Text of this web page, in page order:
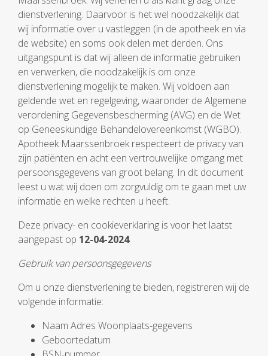
dienstverlening. Daarvoor is het wel noodzakelijk dat
wij informatie over u vastleggen (in de apotheek en via
de website) en soms ook delen met derden. Ons
uitgangspunt is dat wij alleen de informatie gebruiken
en verwerken, die noodzakelijk is om onze
dienstverlening mogelijk te maken. Wij voldoen aan
geldende wet en regelgeving, waaronder de Algemene
verordening Gegevensbescherming (AVG) en de Wet
op Geneeskundige Behandelovereenkomst (WGBO).
Apotheek Maarssenbroek respecteert de privacy van
zijn patiënten en acht een vertrouwelijke omgang met
persoonsgegevens van groot belang. In dit document
leest u wat wij doen om zorgvuldig om te gaan met uw
informatie en welke rechten u heeft.
Deze privacy- en cookieverklaring is voor het laatst
aangepast op 12-04-2024
Gebruik van persoonsgegevens
Om u onze dienstverlening te bieden, registreren wij de
volgende informatie:
Naam Adres Woonplaats-gegevens
Geboortedatum